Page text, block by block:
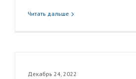
Читать дальше
Декабрь 24, 2022